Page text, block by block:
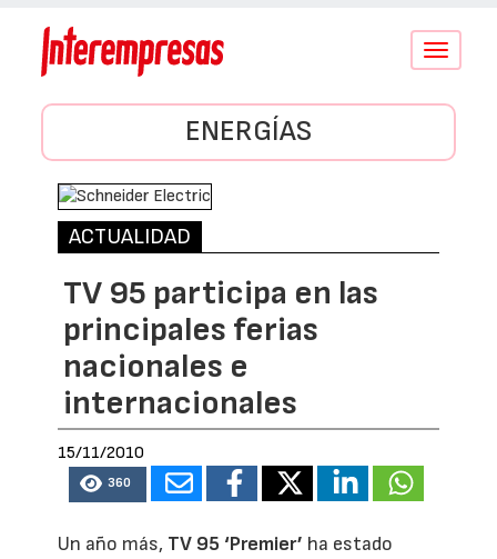
Conmutar
ENERGÍAS
ACTUALIDAD
TV 95 participa en las
principales ferias
nacionales e
internacionales
15/11/2010
360
Un año más, TV 95 ‘Premier’ ha estado